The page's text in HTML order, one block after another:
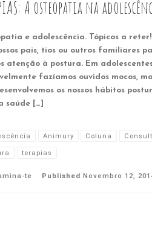
A osteopatia na
e adolescência. Tópicos a reter!
pais, tios ou outros familiares
atenção à postura. Em
fazíamos ouvidos mocos,
os nossos hábitos
saúde […]
Animury Coluna
terapias
te Published Novembro 12,